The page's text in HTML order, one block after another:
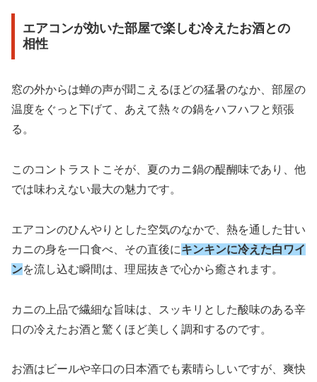
エアコンが効いた部屋で楽しむ冷えたお酒との
相性
窓の外からは蝉の声が聞こえるほどの猛暑のなか、部屋の
温度をぐっと下げて、あえて熱々の鍋をハフハフと頬張
る。
このコントラストこそが、夏のカニ鍋の醍醐味であり、他
では味わえない最大の魅力です。
エアコンのひんやりとした空気のなかで、熱を通した甘い
カニの身を一口食べ、その直後にキンキンに冷えた白ワイ
ンを流し込む瞬間は、理屈抜きで心から癒されます。
カニの上品で繊細な旨味は、スッキリとした酸味のある辛
口の冷えたお酒と驚くほど美しく調和するのです。
お酒はビールや辛口の日本酒でも素晴らしいですが、爽快